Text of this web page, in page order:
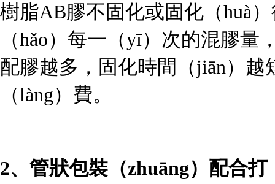
樹脂AB膠不固化或固化（huà
（hǎo）每一（yī）次的混膠
配膠越多，固化時間（jiān）
（làng）費。
2、 管狀包裝（zhuāng）配合